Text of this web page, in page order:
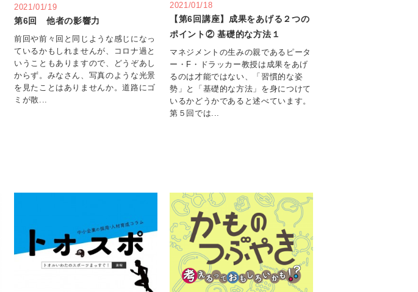
2021/01/19
第6回 他者の影響力
前回や前々回と同じような感じになっ
ているかもしれませんが、コロナ過と
いうこともありますので、どうぞあし
からず。みなさん、写真のような光景
を見たことはありませんか。道路にゴ
ミが散...
2021/01/18
【第6回講座】成果をあげる２つの
ポイント② 基礎的な方法１
マネジメントの生みの親であるピータ
ー・F・ドラッカー教授は成果をあげ
るのは才能ではない、「習慣的な姿
勢」と「基礎的な方法」を身につけて
いるかどうかであると述べています。
第５回では...